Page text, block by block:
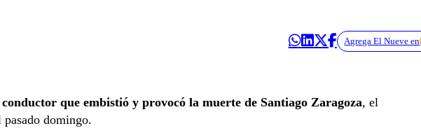
Agrega El Nueve en
que embistió y provocó la muerte de Santiago Zaragoza, el
pasado domingo.